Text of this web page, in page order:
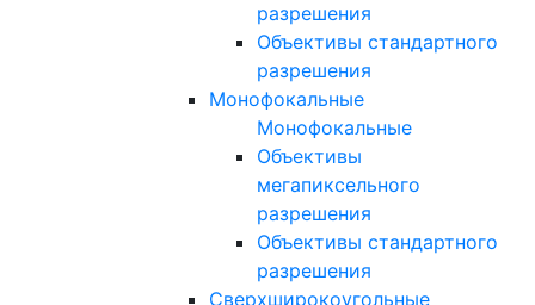
разрешения
Объективы стандартного
разрешения
Монофокальные
Монофокальные
Объективы
мегапиксельного
разрешения
Объективы стандартного
разрешения
Сверхширокоугольные